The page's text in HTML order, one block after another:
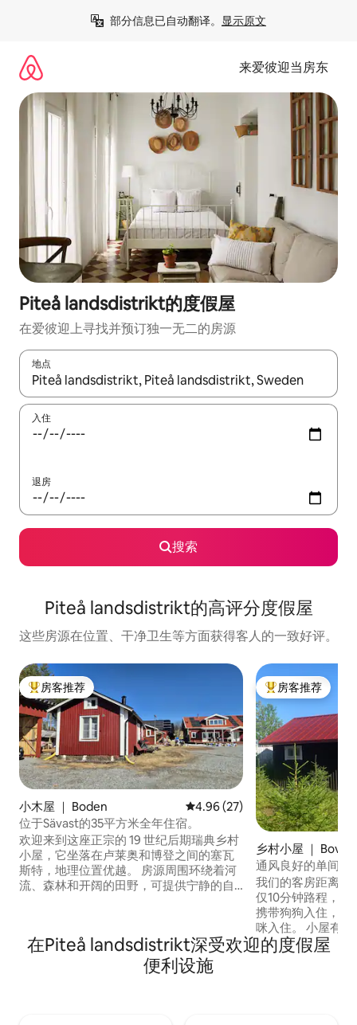
部分信息已自动翻译。 显示原文
来爱彼迎当房东
Piteå landsdistrikt的度假屋
在爱彼迎上寻找并预订独一无二的房源
地点
如有搜索结果，请使用上下方向键查看，或通过点击或滑动手势
入住
退房
搜索
Piteå landsdistrikt的高评分度假屋
这些房源在位置、干净卫生等方面获得客人的一致好评。
热门「房客推荐」
房客推荐
小木屋 ｜ Boden 平均评分 4.96 分（满分 5 分）
4.96 (27)
位于Sävast的35平方米全年住宿。
欢迎来到这座正宗的 19 世纪后期瑞典乡村
小屋，它坐落在卢莱奥和博登之间的塞瓦
斯特，地理位置优越。 房源周围环绕着河
流、森林和开阔的田野，可提供宁静的自
房和健身设施。 步行仅需 5 分钟即可抵达
滑雪道、河流和公交车站。步行15分钟即
可抵达杂货店，乘坐公交车15分钟即可抵
热门「房客推荐」
房客推荐
乡村小屋 ｜
通风良好的单间公
美丽的海景
我们的客房距离
仅10分钟路程，明
携带狗狗入住，但
咪入住。 小屋有
线，装饰有您所需
好的宽带。 在这
在Piteå landsdistrikt深受欢迎的度假屋
便利设施